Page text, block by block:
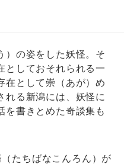
の姿をした妖怪。そ
としておそれられる一
在として崇（あが）め
れる新潟には、妖怪に
を書きとめた奇談集も
たちばなこんろん）が